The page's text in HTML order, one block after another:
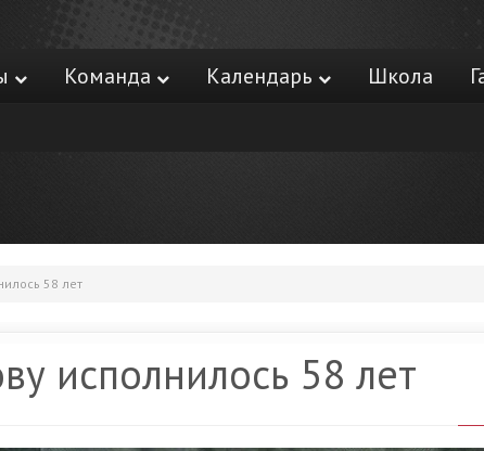
Команда Календарь Школа
58 лет
исполнилось 58 лет